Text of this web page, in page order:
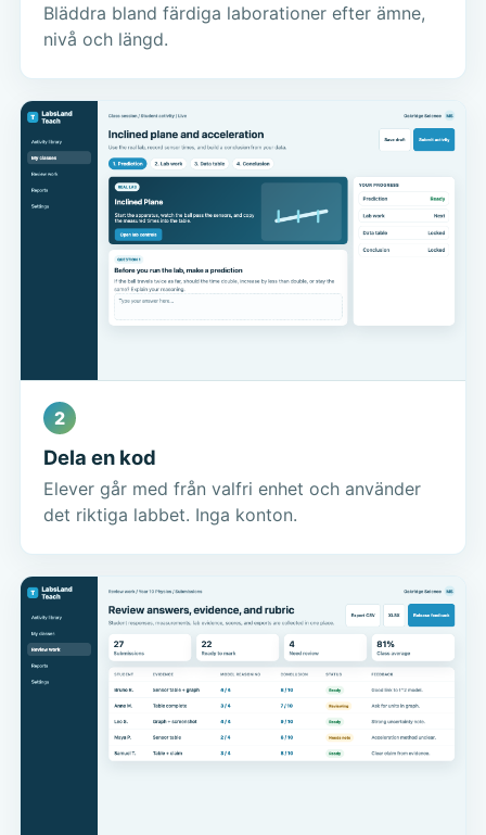
Bläddra bland färdiga laborationer efter ämne,
nivå och längd.
2
Dela en kod
Elever går med från valfri enhet och använder
det riktiga labbet. Inga konton.